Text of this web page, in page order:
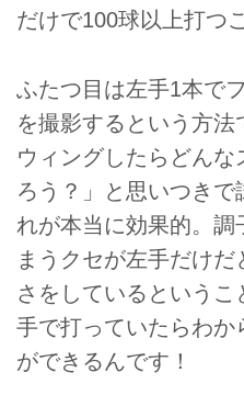
だけで100球以上打つ
ふたつ目は左手1本で
を撮影するという方法
ウィングしたらどん
ろう？」と思いつきで
れが本当に効果的。調
まうクセが左手だけ
さをしているという
手で打っていたらわか
ができるんです！